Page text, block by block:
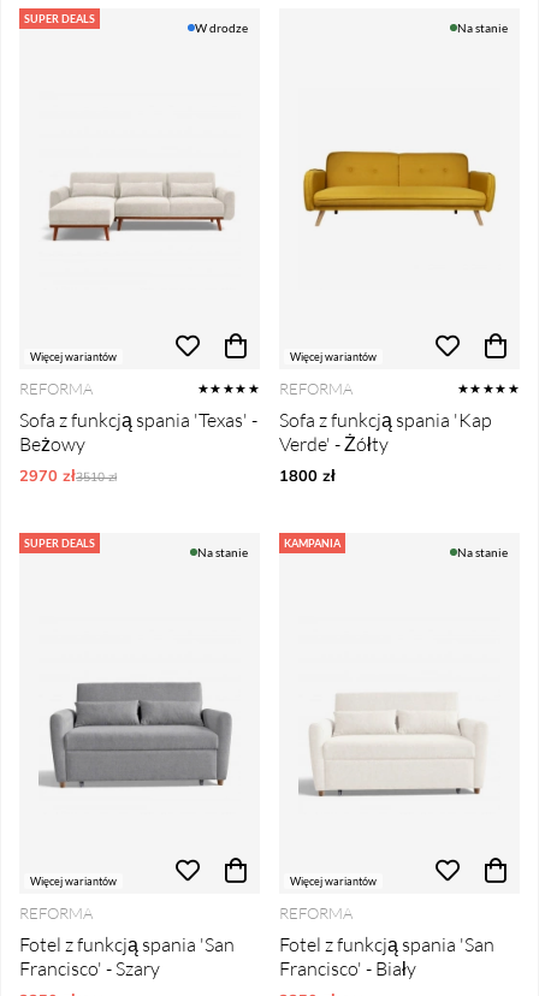
SUPER DEALS
Więcej wariantów
W drodze
REFORMA ★★★★★
Sofa z funkcją spania 'Texas' -
Beżowy
2970 złOrdynarne ceny:
3510 zł
Więcej wariantów
Na stanie
REFORMA ★★★★★
Sofa z funkcją spania 'Kap
Verde' - Żółty
1800 zł
SUPER DEALS
Więcej wariantów
Na stanie
REFORMA
Fotel z funkcją spania 'San
Francisco' - Szary
KAMPANIA
Więcej wariantów
Na stanie
REFORMA
Fotel z funkcją spania 'San
Francisco' - Biały